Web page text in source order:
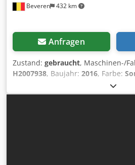
Beveren 432 km
Anfragen
Zustand: gebraucht, Maschinen-/
H2007938, Baujahr: 2016, Farbe:
,
Durchstöbern Sie unsere Website
Vielzahl von sofort verfügbaren